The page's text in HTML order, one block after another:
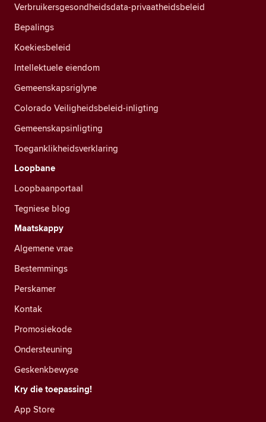
Verbruikersgesondheidsdata-privaatheidsbeleid
Bepalings
Koekiesbeleid
Intellektuele eiendom
Gemeenskapsriglyne
Colorado Veiligheidsbeleid-inligting
Gemeenskapsinligting
Toeganklikheidsverklaring
Loopbane
Loopbaanportaal
Tegniese blog
Maatskappy
Algemene vrae
Bestemmings
Perskamer
Kontak
Promosiekode
Ondersteuning
Geskenkbewyse
Kry die toepassing!
App Store